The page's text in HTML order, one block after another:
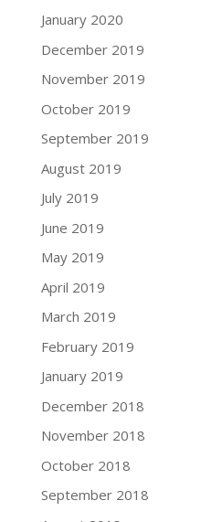
January 2020
December 2019
November 2019
October 2019
September 2019
August 2019
July 2019
June 2019
May 2019
April 2019
March 2019
February 2019
January 2019
December 2018
November 2018
October 2018
September 2018